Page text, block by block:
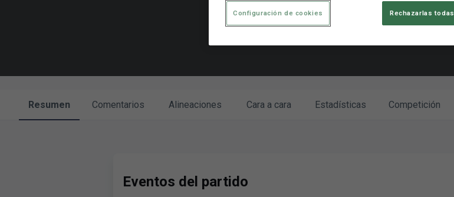
Resumen Comentarios Alineaciones Cara a cara Estadísticas Competición
Eventos del partido
Rechazarlas todas
Configuración de cookies